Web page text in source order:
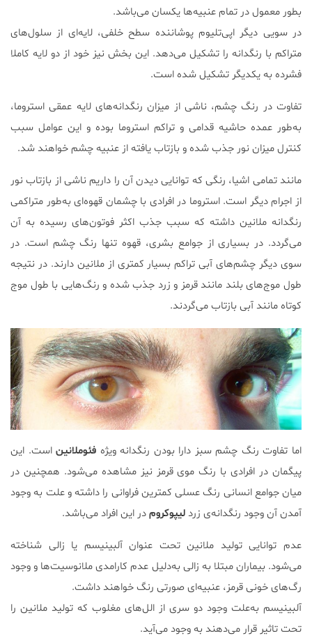
بطور معمول در تمام عنبیه‌ها یکسان می‌باشد.
در سویی دیگر اپی‌تلیوم پوشاننده سطح خلفی، لایه‌ای از سلول‌های
متراکم با رنگدانه را تشکیل می‌دهد. این بخش نیز خود از دو لایه کاملا
فشرده به یکدیگر تشکیل شده است.
تفاوت در رنگ چشم، ناشی از میزان رنگدانه‌های لایه عمقی استروما،
به‌طور عمده حاشیه قدامی و تراکم استروما بوده و این عوامل سبب
کنترل میزان نور جذب شده و بازتاب یافته از عنبیه چشم خواهند شد.
مانند تمامی اشیا، رنگی که توانایی دیدن آن را داریم ناشی از بازتاب نور
از اجرام دیگر است. استروما در افرادی با چشمان قهوه‌ای به‌طور متراکمی
رنگدانه ملانین داشته که سبب جذب اکثر فوتون‌های رسیده به آن
می‌گردد. در بسیاری از جوامع بشری، قهوه تنها رنگ چشم است. در
سوی دیگر چشم‌های آبی تراکم بسیار کمتری از ملانین دارند. در نتیجه
طول موج‌های بلند مانند قرمز و زرد جذب شده و رنگ‌هایی با طول موج
کوتاه مانند آبی بازتاب می‌گردند.
اما تفاوت رنگ چشم سبز دارا بودن رنگدانه ویژه فئوملانیناست. این
پیگمان در افرادی با رنگ موی قرمز نیز مشاهده می‌شود. همچنین در
میان جوامع انسانی رنگ عسلی کمترین فراوانی را داشته و علت به وجود
آمدن آن وجود رنگدانه‌ی زرد لیپوکرومدر این افراد می‌باشد.
عدم توانایی تولید ملانین تحت عنوان آلبینیسم یا زالی شناخته
می‌شود. بیماران مبتلا به زالی به‌دلیل عدم کارامدی ملانوسیت‌ها و وجود
رگ‌های خونی قرمز، عنبیه‌ای صورتی رنگ ‌خواهند داشت.
آلبینیسم به‌علت وجود دو سری از الل‌های مغلوب که تولید ملانین را
تحت تاثیر قرار می‌دهند به وجود می‌آید.